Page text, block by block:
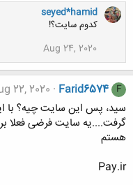
seyed*hamid
کدوم سایت؟!
Aug 24, 2020
F
Farid6574
22, 2020
سید، پس این سایت چیه؟ با
گرفت....یه سایت فرضی فعلا
هستم
Pay.ir